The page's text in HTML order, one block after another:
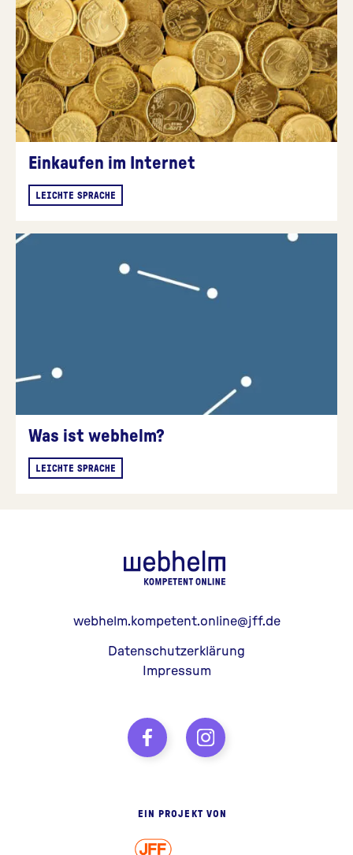
Einkaufen im Internet
LEICHTE SPRACHE
Was ist webhelm?
LEICHTE SPRACHE
webhelm.kompetent.online@jff.de
Datenschutzerklärung
Impressum
EIN PROJEKT VON